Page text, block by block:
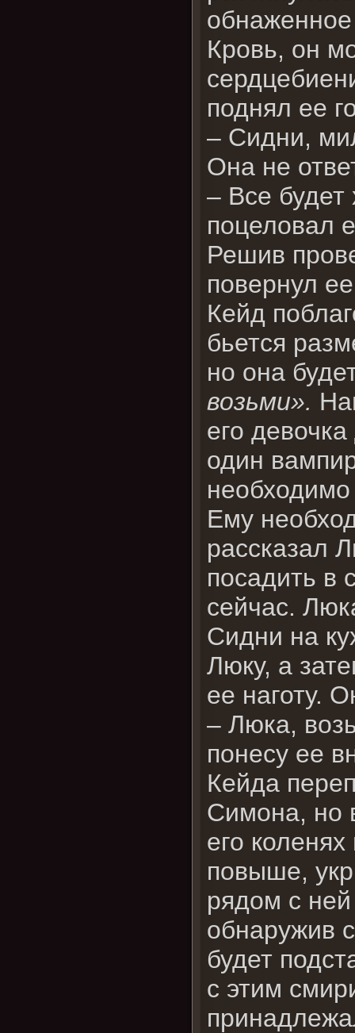
Кровь, он
поднял ее
– Сидни,
Она не
– Все
поцеловал
Решив
повернул
Кейд
бьется
но она
возьми».
его
один
Ему
рассказал
посадить в
сейчас.
Сидни на
Люку, а
ее наготу.
– Люка,
понесу ее
Кейда
Симона, но
его
повыше,
рядом с
обнаружив
будет
с этим